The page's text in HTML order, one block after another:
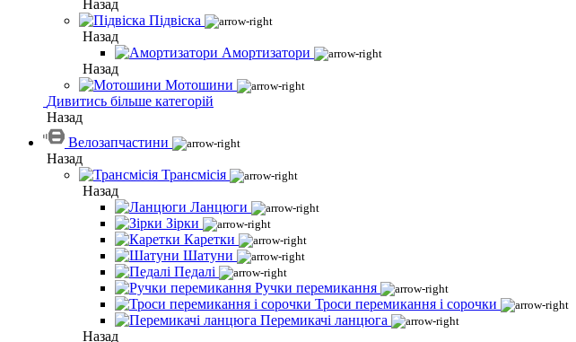
Назад
Підвіска
Назад
Амортизатори
Назад
Мотошини
Дивитись більше категорій
Назад
Велозапчастини
Назад
Трансмісія
Назад
Ланцюги
Зірки
Каретки
Шатуни
Педалі
Ручки перемикання
Троси перемикання і сорочки
Перемикачі ланцюга
Назад